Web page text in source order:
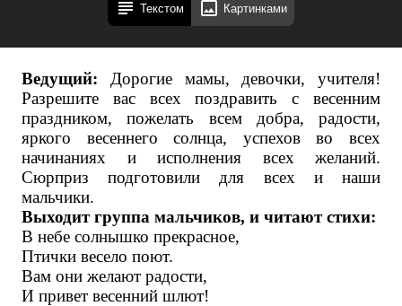
Текстом Картинками
Ведущий: Дорогие мамы, девочки, учителя!
Разрешите вас всех поздравить с весенним
праздником, пожелать всем добра, радости,
яркого весеннего солнца, успехов во всех
начинаниях и исполнения всех желаний.
Сюрприз подготовили для всех и наши
мальчики.
Выходит группа мальчиков, и читают стихи:
В небе солнышко прекрасное,
Птички весело поют.
Вам они желают радости,
И привет весенний шлют!